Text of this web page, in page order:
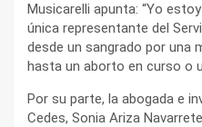
Musicarelli apunta: “Yo
única representante del
desde un sangrado por una
hasta un aborto en curso o
Por su parte, la abogada e
Cedes, Sonia Ariza